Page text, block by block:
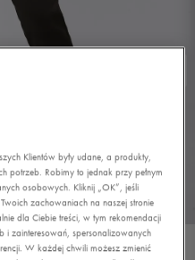
Klientów były udane, a produkty,
potrzeb. Robimy to jednak przy pełnym
osobowych. Kliknij „OK”, jeśli
zachowaniach na naszej stronie
dla Ciebie treści, w tym rekomendacji
zainteresowań, spersonalizowanych
W każdej chwili możesz zmienić